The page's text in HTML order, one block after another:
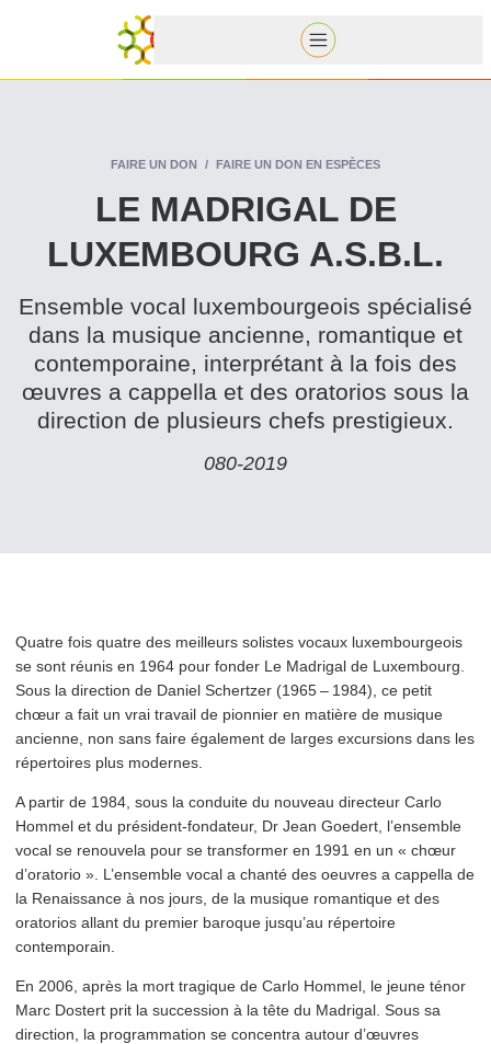
FAIRE UN DON FAIRE UN DON EN ESPÈCES
LE MADRIGAL DE
LUXEMBOURG A.S.B.L.
Ensemble vocal lux­em­bour­geois spécialisé
dans la musique ancienne, romantique et
con­tem­po­raine, inter­pré­tant à la fois des
œuvres a cappella et des oratorios sous la
direction de plusieurs chefs prestigieux.
080‑2019
Quatre fois quatre des meilleurs solistes vocaux lux­em­bour­geois
se sont réunis en 1964 pour fonder Le Madrigal de Luxembourg.
Sous la direction de Daniel Schertzer (1965 – 1984), ce petit
chœur a fait un vrai travail de pionnier en matière de musique
ancienne, non sans faire également de larges excursions dans les
répertoires plus modernes.
A partir de 1984, sous la conduite du nouveau directeur Carlo
Hommel et du président-fondateur, Dr Jean Goedert, l’ensemble
vocal se renouvela pour se transformer en 1991 en un « chœur
d’oratorio ». L’ensemble vocal a chanté des oeuvres a cappella de
la Renaissance à nos jours, de la musique romantique et des
oratorios allant du premier baroque jusqu’au répertoire
contemporain.
En 2006, après la mort tragique de Carlo Hommel, le jeune ténor
Marc Dostert prit la succession à la tête du Madrigal. Sous sa
direction, la pro­gram­ma­tion se concentra autour d’œuvres